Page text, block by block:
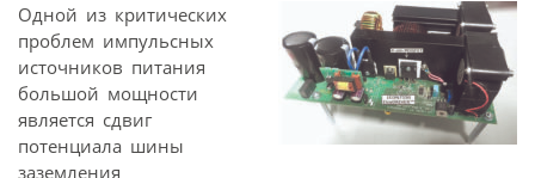
Одной из критических
проблем импульсных
источников питания
большой мощности
является сдвиг
потенциала шины
заземления